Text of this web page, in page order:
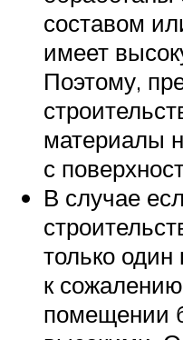
составом
имеет
Поэтому,
материалы
с
В случае
только один
к
помещении